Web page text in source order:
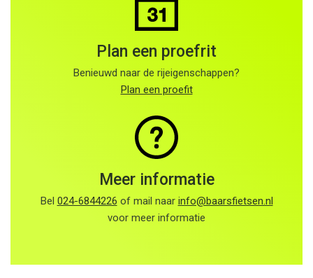
Plan een proefrit
Benieuwd naar de rijeigenschappen?
Plan een proefit
Meer informatie
Bel 024-6844226 of mail naar info@baarsfietsen.nl
voor meer informatie